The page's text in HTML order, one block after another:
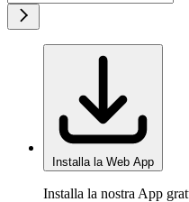
Installa la Web App
Installa la nostra App